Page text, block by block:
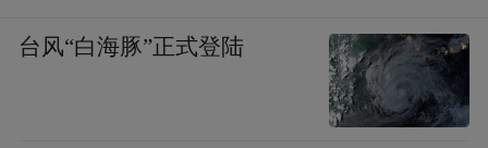
台风“白海豚”正式登陆